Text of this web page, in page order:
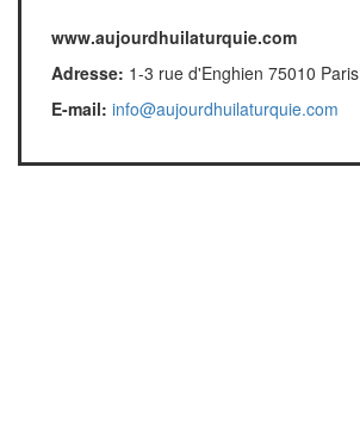
www.aujourdhuilaturquie.com
Adresse: 1-3 rue d'Enghien 75010 Paris
E-mail: info@aujourdhuilaturquie.com